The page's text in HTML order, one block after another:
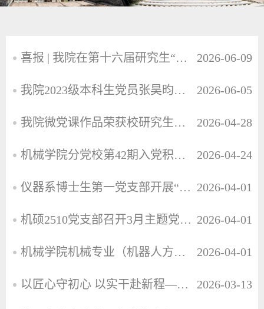
喜报 | 我院在第十六届研究生“红色楷模” 系列创建活动中斩获佳绩 2026-06-09
我院2023级本科生党员张昊昀获评校“党员标兵” 2026-06-05
我院微党课作品荣获校研究生微党课大赛二等奖 2026-04-28
机械学院分党校第42期入党积极分子培训班顺利举办 2026-04-24
仪器系博士生第一党支部开展“学理论、明思想、固信念、启新程”主题党日 2026-04-01
机硕2510党支部召开3月主题党日活动暨民主评议党员大会 2026-04-01
机械学院机械专业（机器人方向）2022级本科生党支部开展主题3月党日活动 2026-04-01
以匠心守初心 以实干赴新程——机械学子热议两会话担当 2026-03-13